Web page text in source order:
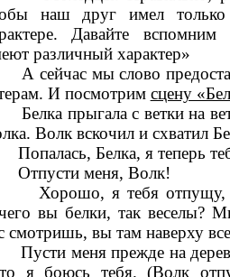
наш друг имел только
Давайте
различный характер»
мы слово
И посмотрим сцену
прыгала с ветки на
Волк вскочил и схватил
Белка, я теперь
меня, Волк!
я тебя отпущу,
вы белки, так веселы?
смотришь, вы там наверху
меня прежде на дерево,
я боюсь тебя. (Волк